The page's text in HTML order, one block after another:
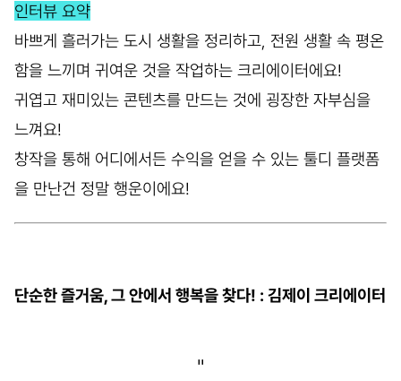
인터뷰 요약
바쁘게 흘러가는 도시 생활을 정리하고, 전원 생활 속 평온
함을 느끼며 귀여운 것을 작업하는 크리에이터에요!
귀엽고 재미있는 콘텐츠를 만드는 것에 굉장한 자부심을
느껴요!
창작을 통해 어디에서든 수익을 얻을 수 있는 툴디 플랫폼
을 만난건 정말 행운이에요!
단순한 즐거움, 그 안에서 행복을 찾다! : 김제이 크리에이터
"